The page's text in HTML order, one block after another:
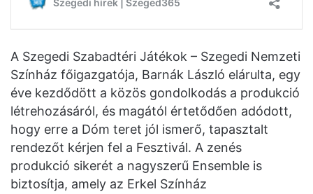
A Szegedi Szabadtéri Játékok – Szegedi Nemzeti
Színház főigazgatója, Barnák László elárulta, egy
éve kezdődött a közös gondolkodás a produkció
létrehozásáról, és magától értetődően adódott,
hogy erre a Dóm teret jól ismerő, tapasztalt
rendezőt kérjen fel a Fesztivál. A zenés
produkció sikerét a nagyszerű Ensemble is
biztosítja, amely az Erkel Színház